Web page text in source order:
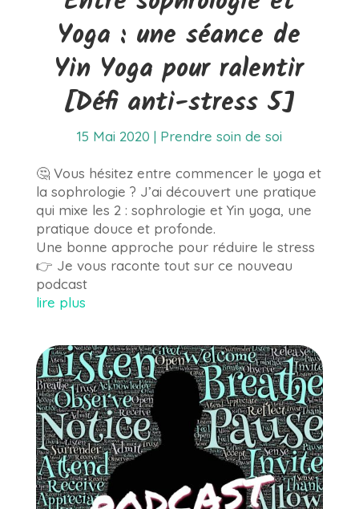
Yoga : une séance de
Yin Yoga pour ralentir
[Défi anti-stress 5]
15 Mai 2020 | Prendre soin de soi
🤔 Vous hésitez entre commencer le yoga et
la sophrologie ? J’ai découvert une pratique
qui mixe les 2 : sophrologie et Yin yoga, une
pratique douce et profonde.
Une bonne approche pour réduire le stress
👉 Je vous raconte tout sur ce nouveau
podcast
lire plus